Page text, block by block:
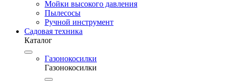
Мойки высокого давления
Пылесосы
Ручной инструмент
Садовая техника
Каталог
Газонокосилки
Газонокосилки